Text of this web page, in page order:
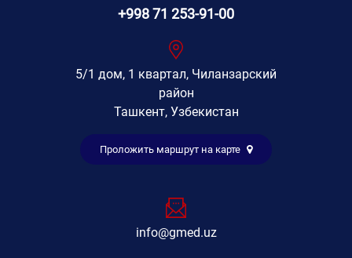
+998 71 253-91-00
5/1 дом, 1 квартал, Чиланзарский
район
Ташкент, Узбекистан
Проложить маршрут на карте
info@gmed.uz